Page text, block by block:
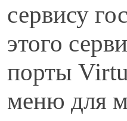
сервису
этого
порты
меню для